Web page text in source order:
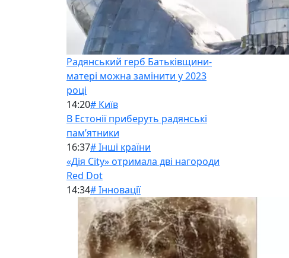
Радянський герб Батьківщини-
матері можна замінити у 2023
році
14:20# Київ
В Естонії приберуть радянські
памʼятники
16:37# Інші країни
«Дія City» отримала дві нагороди
Red Dot
14:34# Інновації